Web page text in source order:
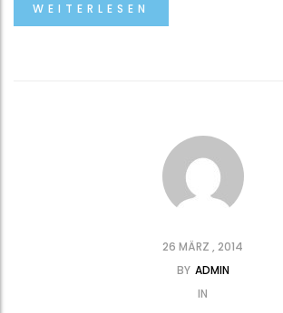
WEITERLESEN
26 MÄRZ , 2014
BY ADMIN
IN